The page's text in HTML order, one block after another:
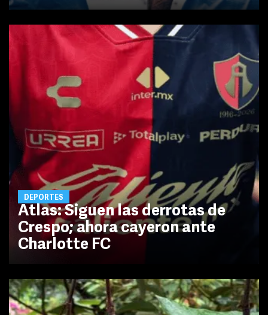
DEPORTES
Atlas: Siguen las derrotas de
Crespo; ahora cayeron ante
Charlotte FC